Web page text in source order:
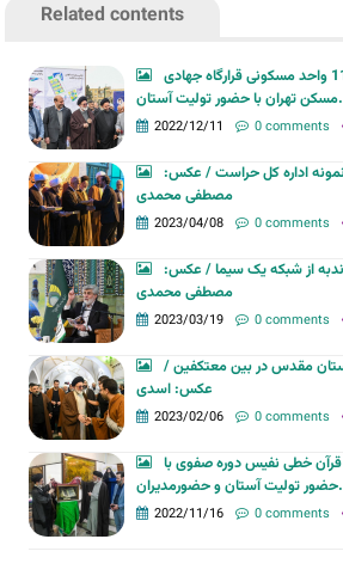
Related contents
آیین آغاز ساخت 11000 واحد مسکونی قرارگاه جهادی
2022/12/11 0 comments
اداره کل حراست / عکس:
مصطفی محمدی
2023/04/08 0 comments
از شبکه یک سیما / عکس:
مصطفی محمدی
2023/03/19 0 comments
مقدس در بین معتکفین /
عکس: اسدی
2023/02/06 0 comments
قرآن خطی نفیس دوره صفوی با
2022/11/16 0 comments